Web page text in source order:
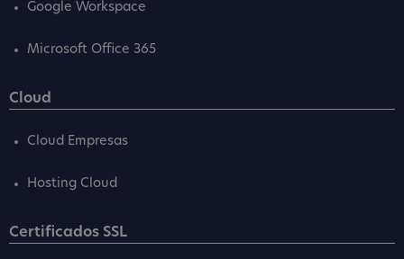
Google Workspace
Microsoft Office 365
Cloud
Cloud Empresas
Hosting Cloud
Certificados SSL